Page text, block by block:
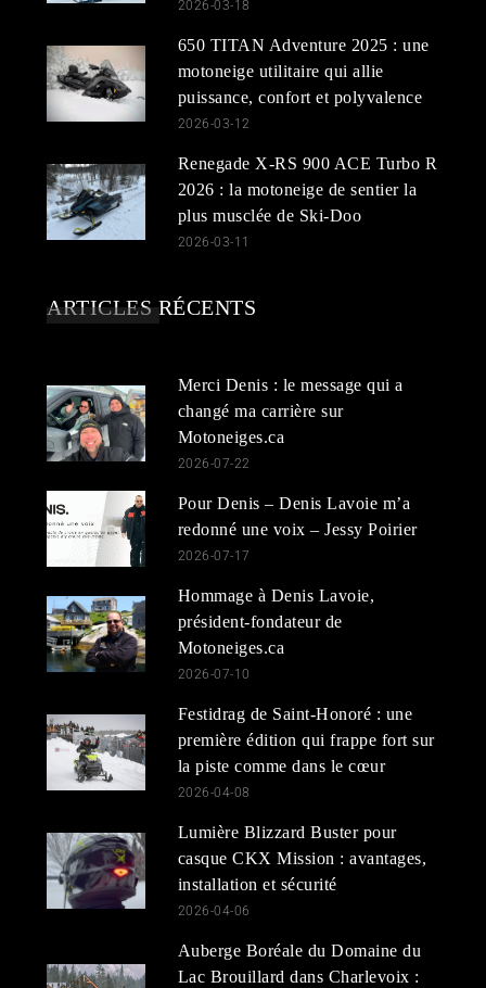
2026-03-18
650 TITAN Adventure 2025 : une
motoneige utilitaire qui allie
puissance, confort et polyvalence
2026-03-12
Renegade X-RS 900 ACE Turbo R
2026 : la motoneige de sentier la
plus musclée de Ski-Doo
2026-03-11
ARTICLES RÉCENTS
Merci Denis : le message qui a
changé ma carrière sur
Motoneiges.ca
2026-07-22
Pour Denis – Denis Lavoie m’a
redonné une voix – Jessy Poirier
2026-07-17
Hommage à Denis Lavoie,
président-fondateur de
Motoneiges.ca
2026-07-10
Festidrag de Saint-Honoré : une
première édition qui frappe fort sur
la piste comme dans le cœur
2026-04-08
Lumière Blizzard Buster pour
casque CKX Mission : avantages,
installation et sécurité
2026-04-06
Auberge Boréale du Domaine du
Lac Brouillard dans Charlevoix :